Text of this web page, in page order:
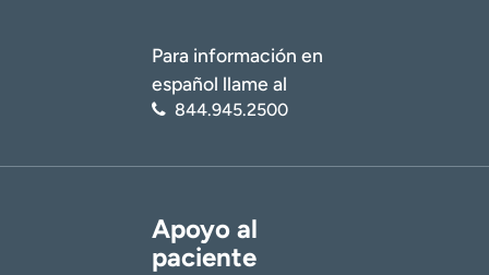
Para información en
español llame al
844.945.2500
Apoyo al
paciente